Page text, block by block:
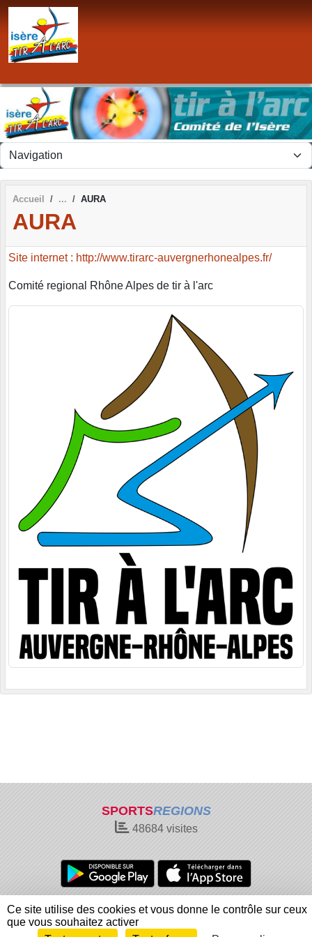
Accueil AURA
AURA
Site internet : http://www.tirarc-auvergnerhonealpes.fr/
Comité regional Rhône Alpes de tir à l'arc
SPORTSREGIONS
48684visites
Charte cookies
Gestion des cookies
Informations légales
Signaler un contenu inapproprié
Panneau de gestion des cookies
Ce site utilise des cookies et vous donne le contrôle sur ceux
que vous souhaitez activer